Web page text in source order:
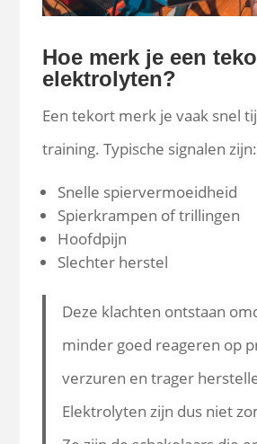
Hoe merk je een
elektrolyten?
Een tekort merk je vaak snel
training. Typische signalen zijn:
Snelle spiervermoeidheid
Spierkrampen of trillingen
Hoofdpijn
Slechter herstel
Deze klachten ontstaan
minder goed reageren op
verzuren en trager
Elektrolyten zijn dus niet